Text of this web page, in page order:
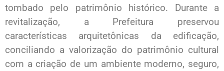
tombado pelo patrimônio histórico. Durante a
revitalização, a Prefeitura preservou
características arquitetônicas da edificação,
conciliando a valorização do patrimônio cultural
com a criação de um ambiente moderno, seguro,